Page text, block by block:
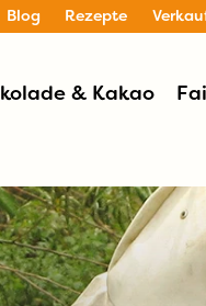
Blog Rezepte
& Kakao